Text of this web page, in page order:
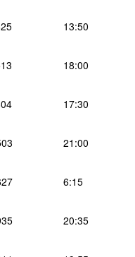
13:50
18:00
17:30
21:00
6:15
20:35